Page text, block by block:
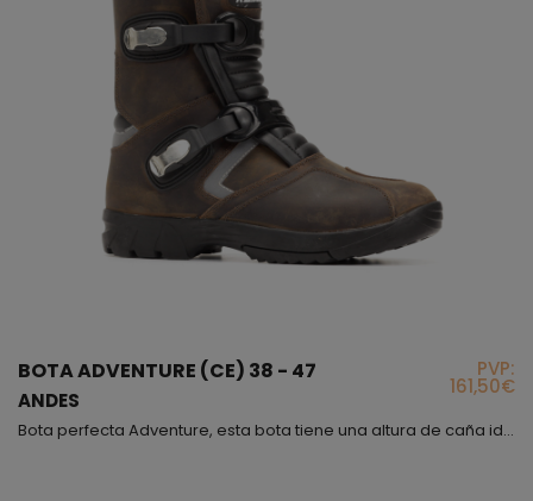
BOTA ADVENTURE (CE) 38 - 47
ANDES
PVP:
161,50€
Bota perfecta Adventure, esta bota tiene una altura de caña ideal para practicar este tipo de deporte, está fabricada piel flor resistente al roce, impacto y abrasión, es muy flexible debido al fuelle que cubre desde la parte inferior de la tibia hasta la mitad del empeine más otro fuelle trasero justo arriba del talón, del mismo material y también con Foam interior hemos puesto un collarín para que al flexionar no moleste la bota ni dañe nuestra piel con rozaduras ...